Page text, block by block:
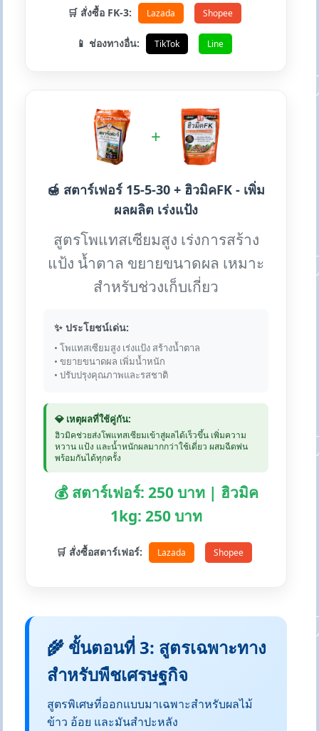
🛒 สั่งซื้อ FK-3: Lazada Shopee
📱 ช่องทางอื่น: TikTok Line
+
🍯 สตาร์เฟอร์ 15-5-30 + ฮิวมิคFK - เพิ่ม
ผลผลิต เร่งแป้ง
สูตรโพแทสเซียมสูง เร่งการสร้าง
แป้ง น้ำตาล ขยายขนาดผล เหมาะ
สำหรับช่วงเก็บเกี่ยว
✨ ประโยชน์เด่น:
• โพแทสเซียมสูง เร่งแป้ง สร้างน้ำตาล
• ขยายขนาดผล เพิ่มน้ำหนัก
• ปรับปรุงคุณภาพและรสชาติ
💎 เหตุผลที่ใช้คู่กัน:
ฮิวมิคช่วยส่งโพแทสเซียมเข้าสู่ผลได้เร็วขึ้น เพิ่มความ
หวาน แป้ง และน้ำหนักผลมากกว่าใช้เดี่ยว ผสมฉีดพ่น
พร้อมกันได้ทุกครั้ง
💰 สตาร์เฟอร์: 250 บาท | ฮิวมิค
1kg: 250 บาท
🛒 สั่งซื้อสตาร์เฟอร์: Lazada Shopee
🌾 ขั้นตอนที่ 3: สูตรเฉพาะทาง
สำหรับพืชเศรษฐกิจ
สูตรพิเศษที่ออกแบบมาเฉพาะสำหรับผลไม้
ข้าว อ้อย และมันสำปะหลัง